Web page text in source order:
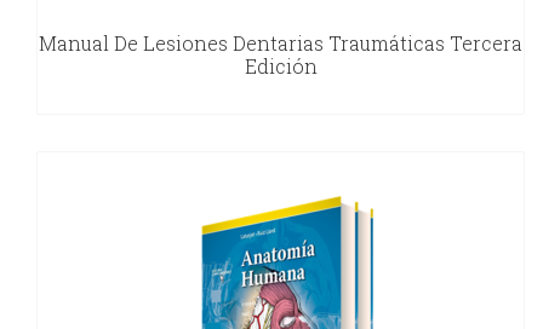
Manual De Lesiones Dentarias Traumáticas Tercera
Edición